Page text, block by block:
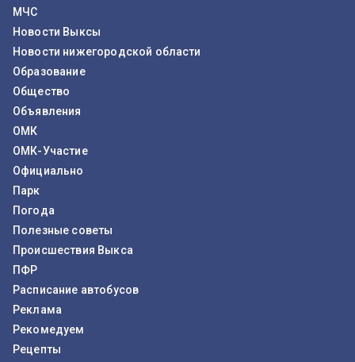
МЧС
Новости Выксы
Новости нижегородской области
Образование
Общество
Объявления
ОМК
ОМК-Участие
Официально
Парк
Погода
Полезные советы
Происшествия Выкса
ПФР
Расписание автобусов
Реклама
Рекомедуем
Рецепты